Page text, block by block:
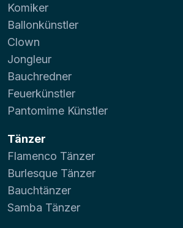
Komiker
Ballonkünstler
Clown
Jongleur
Bauchredner
Feuerkünstler
Pantomime Künstler
Tänzer
Flamenco Tänzer
Burlesque Tänzer
Bauchtänzer
Samba Tänzer